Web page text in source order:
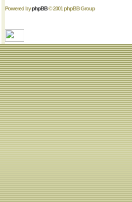
Powered byphpBB© 2001 phpBB Group